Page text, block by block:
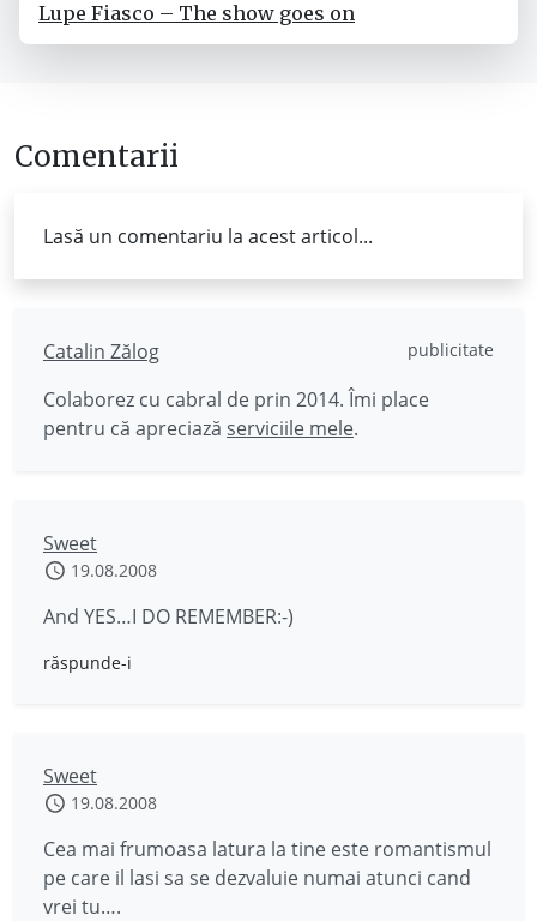
Lupe Fiasco – The show goes on
Comentarii
Lasă un comentariu la acest articol...
Catalin Zălog publicitate
Colaborez cu cabral de prin 2014. Îmi place
pentru că apreciază serviciile mele.
Sweet
19.08.2008
And YES…I DO REMEMBER:-)
răspunde-i
Sweet
19.08.2008
Cea mai frumoasa latura la tine este romantismul
pe care il lasi sa se dezvaluie numai atunci cand
vrei tu….